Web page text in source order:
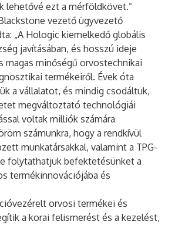
lehetővé ezt a mérföldkövet.”
vezető ügyvezető
„A Hologic kiemelkedő globális
javításában, és hosszú ideje
magas minőségű orvostechnikai
termékeiről. Évek óta
a vállalatot, és mindig csodáltuk,
megváltoztató technológiái
voltak milliók számára
számunkra, hogy a rendkívül
munkatársakkal, valamint a TPG-
folytathatjuk befektetésünket a
termékinnovációjába és
orvosi termékei és
a korai felismerést és a kezelést,